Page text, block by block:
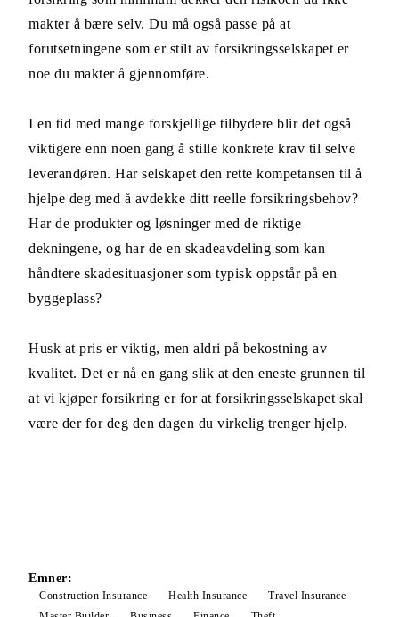
makter å bære selv. Du må også passe på at
forutsetningene som er stilt av forsikringsselskapet er
noe du makter å gjennomføre.
I en tid med mange forskjellige tilbydere blir det også
viktigere enn noen gang å stille konkrete krav til selve
leverandøren. Har selskapet den rette kompetansen til å
hjelpe deg med å avdekke ditt reelle forsikringsbehov?
Har de produkter og løsninger med de riktige
dekningene, og har de en skadeavdeling som kan
håndtere skadesituasjoner som typisk oppstår på en
byggeplass?
Husk at pris er viktig, men aldri på bekostning av
kvalitet. Det er nå en gang slik at den eneste grunnen til
at vi kjøper forsikring er for at forsikringsselskapet skal
være der for deg den dagen du virkelig trenger hjelp.
Emner:
Construction Insurance Health Insurance
Travel Insurance